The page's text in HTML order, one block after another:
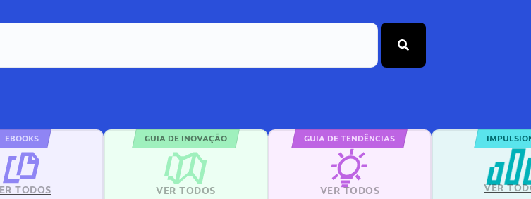
EBOOKS
TODOS
GUIA DE INOVAÇÃO
VER TODOS
GUIA DE TENDÊNCIAS
VER TODOS VER